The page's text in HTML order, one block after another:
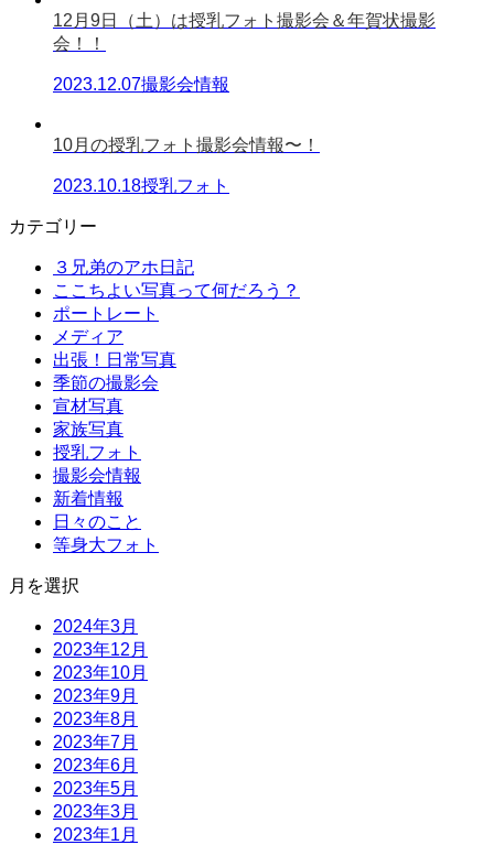
12月9日（土）は授乳フォト撮影会＆年賀状撮影
会！！
2023.12.07撮影会情報
10月の授乳フォト撮影会情報〜！
2023.10.18授乳フォト
カテゴリー
３兄弟のアホ日記
ここちよい写真って何だろう？
ポートレート
メディア
出張！日常写真
季節の撮影会
宣材写真
家族写真
授乳フォト
撮影会情報
新着情報
日々のこと
等身大フォト
月を選択
2024年3月
2023年12月
2023年10月
2023年9月
2023年8月
2023年7月
2023年6月
2023年5月
2023年3月
2023年1月